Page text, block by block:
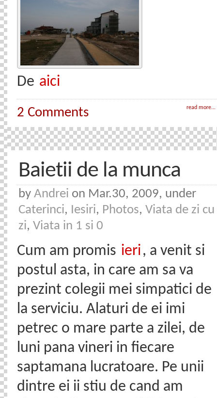
De aici
read more...
2 Comments
Baietii de la munca
by Andrei on Mar.30, 2009, under
Caterinci, Iesiri, Photos, Viata de zi cu
zi, Viata in 1 si 0
Cum am promis ieri , a venit si
postul asta, in care am sa va
prezint colegii mei simpatici de
la serviciu. Alaturi de ei imi
petrec o mare parte a zilei, de
luni pana vineri in fiecare
saptamana lucratoare. Pe unii
dintre ei ii stiu de cand am